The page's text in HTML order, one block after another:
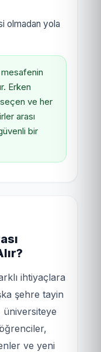
olmadan yola
mesafenin
Erken
ve her
arası
bir
ihtiyaçlara
şehre tayin
üniversiteye
ve yeni